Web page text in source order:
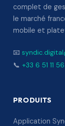
complet de
le marché
mobile et
📧
📞 +33 6 51 11
PRODUITS
Application